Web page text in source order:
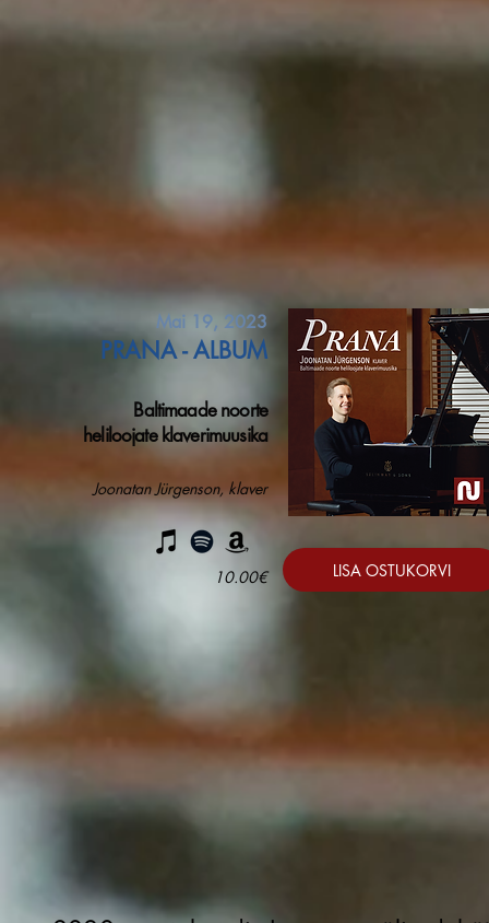
Mai 19, 2023
PRANA - ALBUM
Baltimaade noorte
heliloojate klaverimuusika
Joonatan Jürgenson, klaver
10.00€ LISA OSTUKORVI